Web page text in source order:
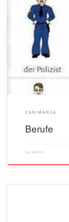
ZANIMANJA
Berufe
by admin